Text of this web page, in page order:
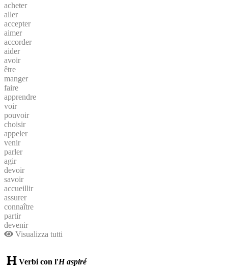
acheter
aller
accepter
aimer
accorder
aider
avoir
être
manger
faire
apprendre
voir
pouvoir
choisir
appeler
venir
parler
agir
devoir
savoir
accueillir
assurer
connaître
partir
devenir
Visualizza tutti
Verbi con l'H aspiré